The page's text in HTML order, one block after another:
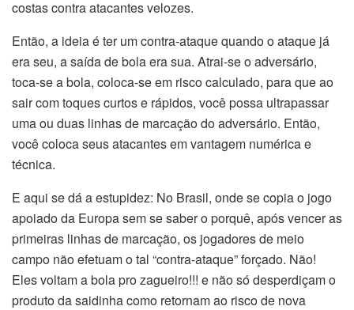
costas contra atacantes velozes.
Então, a ideia é ter um contra-ataque quando o ataque já
era seu, a saída de bola era sua. Atrai-se o adversário,
toca-se a bola, coloca-se em risco calculado, para que ao
sair com toques curtos e rápidos, você possa ultrapassar
uma ou duas linhas de marcação do adversário. Então,
você coloca seus atacantes em vantagem numérica e
técnica.
E aqui se dá a estupidez: No Brasil, onde se copia o jogo
apoiado da Europa sem se saber o porquê, após vencer as
primeiras linhas de marcação, os jogadores de meio
campo não efetuam o tal “contra-ataque” forçado. Não!
Eles voltam a bola pro zagueiro!!! e não só desperdiçam o
produto da saidinha como retornam ao risco de nova